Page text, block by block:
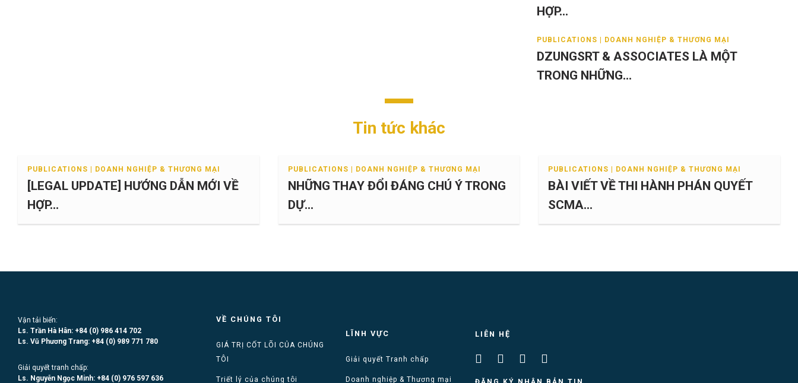
HỢP...
PUBLICATIONS | DOANH NGHIỆP & THƯƠNG MẠI
DZUNGSRT & ASSOCIATES LÀ MỘT
TRONG NHỮNG...
Tin tức khác
PUBLICATIONS | DOANH NGHIỆP & THƯƠNG MẠI
[LEGAL UPDATE] HƯỚNG DẪN MỚI VỀ
HỢP...
PUBLICATIONS | DOANH NGHIỆP & THƯƠNG MẠI
NHỮNG THAY ĐỔI ĐÁNG CHÚ Ý TRONG
DỰ...
PUBLICATIONS | DOANH NGHIỆP & THƯƠNG MẠI
BÀI VIẾT VỀ THI HÀNH PHÁN QUYẾT
SCMA...
Vận tải biển:
Ls. Trần Hà Hân: +84 (0) 986 414 702
Ls. Vũ Phương Trang: +84 (0) 989 771 780
Giải quyết tranh chấp:
Ls. Nguyễn Ngọc Minh: +84 (0) 976 597 636
VỀ CHÚNG TÔI
GIÁ TRỊ CỐT LÕI CỦA CHÚNG
TÔI
Triết lý của chúng tôi
LĨNH VỰC
Giải quyết Tranh chấp
Doanh nghiệp & Thương mại
LIÊN HỆ